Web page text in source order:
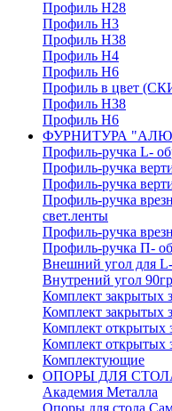
Профиль H28
Профиль H3
Профиль H38
Профиль H4
Профиль H6
Профиль в цвет
Профиль H38
Профиль H6
ФУРНИТУРА
Профиль-ручка L-
Профиль-ручка
Профиль-ручка
Профиль-ручка
свет.ленты
Профиль-ручка
Профиль-ручка П-
Внешний угол для L-
Внутрений угол
Комплект закрытых
Комплект закрытых
Комплект открытых
Комплект открытых
Комплектующие
ОПОРЫ ДЛЯ
Академия Металла
Опоры для стола